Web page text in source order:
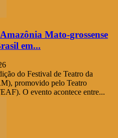
Mato-grossense
em...
do Festival de Teatro da
promovido pelo Teatro
O evento acontece entre...